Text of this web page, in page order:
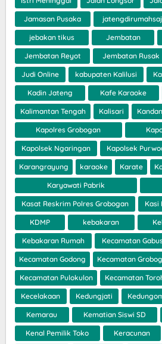
Jamasan Pusaka
jebakan tikus Jembatan
Jembatan Reyot Jembatan Rusak
Judi Online kabupaten Kalilusi
Kadin Jateng Kafe Karaoke
Kalimantan Tengah Kalisari
Kapolres Grobogan
Kapolsek Ngaringan Kapolsek
Karangrayung karaoke Karate
Karyawati Pabrik
Kasat Reskrim Polres Grobogan Kasi
KDMP kebakaran
Kebakaran Rumah Kecamatan
Kecamatan Godong Kecamatan
Kecamatan Pulokulon Kecamatan
Kecelakaan Kedungjati
Kemarau Kematian Siswi SD
Kenal Pemilik Toko Keracunan